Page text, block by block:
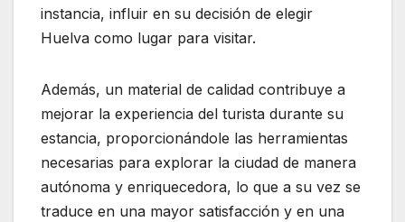
instancia, influir en su decisión de elegir
Huelva como lugar para visitar.
Además, un material de calidad contribuye a
mejorar la experiencia del turista durante su
estancia, proporcionándole las herramientas
necesarias para explorar la ciudad de manera
autónoma y enriquecedora, lo que a su vez se
traduce en una mayor satisfacción y en una